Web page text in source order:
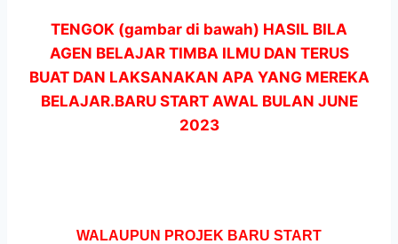
TENGOK (gambar di bawah) HASIL BILA
AGEN BELAJAR TIMBA ILMU DAN TERUS
BUAT DAN LAKSANAKAN APA YANG MEREKA
BELAJAR.BARU START AWAL BULAN JUNE
2023
WALAUPUN PROJEK BARU START